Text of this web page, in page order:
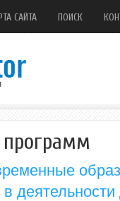
САЙТА ПОИСК
деятельности